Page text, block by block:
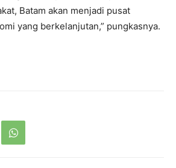
Batam akan menjadi pusat
yang berkelanjutan,” pungkasnya.